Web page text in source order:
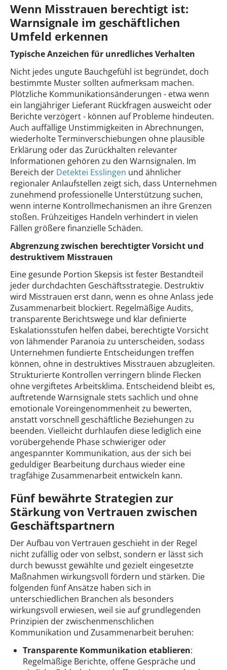
Wenn Misstrauen berechtigt ist:
Warnsignale im geschäftlichen
Umfeld erkennen
Typische Anzeichen für unredliches Verhalten
Nicht jedes ungute Bauchgefühl ist begründet, doch
bestimmte Muster sollten aufmerksam machen.
Plötzliche Kommunikationsänderungen - etwa wenn
ein langjähriger Lieferant Rückfragen ausweicht oder
Berichte verzögert - können auf Probleme hindeuten.
Auch auffällige Unstimmigkeiten in Abrechnungen,
wiederholte Terminverschiebungen ohne plausible
Erklärung oder das Zurückhalten relevanter
Informationen gehören zu den Warnsignalen. Im
Bereich der Detektei Esslingen und ähnlicher
regionaler Anlaufstellen zeigt sich, dass Unternehmen
zunehmend professionelle Unterstützung suchen,
wenn interne Kontrollmechanismen an ihre Grenzen
stoßen. Frühzeitiges Handeln verhindert in vielen
Fällen größere finanzielle Schäden.
Abgrenzung zwischen berechtigter Vorsicht und
destruktivem Misstrauen
Eine gesunde Portion Skepsis ist fester Bestandteil
jeder durchdachten Geschäftsstrategie. Destruktiv
wird Misstrauen erst dann, wenn es ohne Anlass jede
Zusammenarbeit blockiert. Regelmäßige Audits,
transparente Berichtswege und klar definierte
Eskalationsstufen helfen dabei, berechtigte Vorsicht
von lähmender Paranoia zu unterscheiden, sodass
Unternehmen fundierte Entscheidungen treffen
können, ohne in destruktives Misstrauen abzugleiten.
Strukturierte Kontrollen verringern blinde Flecken
ohne vergiftetes Arbeitsklima. Entscheidend bleibt es,
auftretende Warnsignale stets sachlich und ohne
emotionale Voreingenommenheit zu bewerten,
anstatt vorschnell geschäftliche Beziehungen zu
beenden. Vielleicht durhlaufen diese lediglich eine
vorübergehende Phase schwieriger oder
angespannter Kommunikation, aus der sich bei
geduldiger Bearbeitung durchaus wieder eine
tragfähige Zusammenarbeit entwickeln kann.
Fünf bewährte Strategien zur
Stärkung von Vertrauen zwischen
Geschäftspartnern
Der Aufbau von Vertrauen geschieht in der Regel
nicht zufällig oder von selbst, sondern er lässt sich
durch bewusst gewählte und gezielt eingesetzte
Maßnahmen wirkungsvoll fördern und stärken. Die
folgenden fünf Ansätze haben sich in
unterschiedlichen Branchen als besonders
wirkungsvoll erwiesen, weil sie auf grundlegenden
Prinzipien der zwischenmenschlichen
Kommunikation und Zusammenarbeit beruhen:
Transparente Kommunikation etablieren:
Regelmäßige Berichte, offene Gespräche und